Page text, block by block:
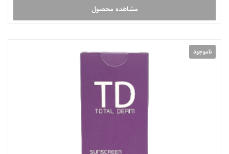
مشاهده محصول
ناموجود